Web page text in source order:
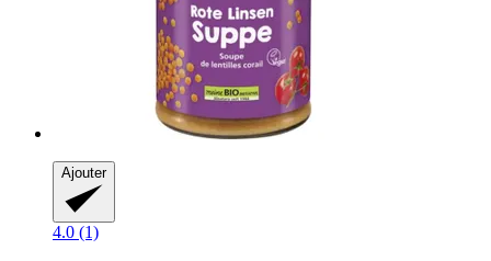
Ajouter
4.0 (1)